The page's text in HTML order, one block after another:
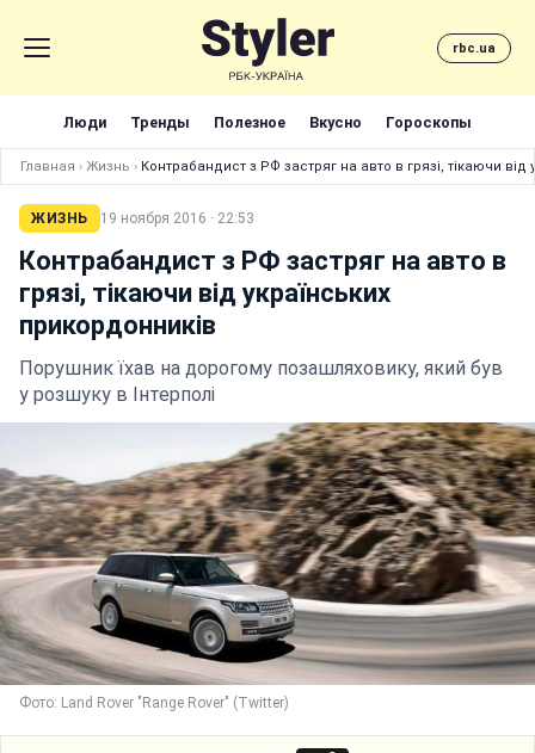
rbc.ua
Люди Тренды Полезное Вкусно Гороскопы
Главная › Жизнь › Контрабандист з РФ застряг на авто в грязі, тікаючи від
ЖИЗНЬ 19 ноября 2016 · 22:53
Контрабандист з РФ застряг на авто в
грязі, тікаючи від українських
прикордонників
Порушник їхав на дорогому позашляховику, який був
у розшуку в Інтерполі
Фото: Land Rover "Range Rover" (Twitter)